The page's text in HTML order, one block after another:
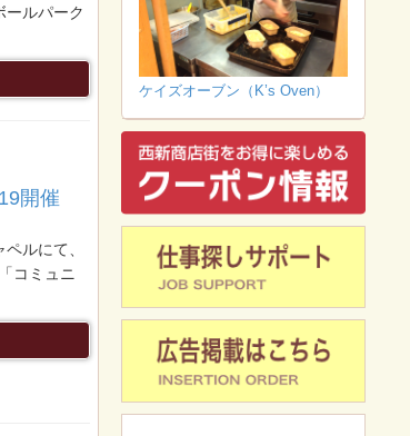
ールパーク
開催
ルにて、
コミュニ
ケイズオーブン（K’s Oven）